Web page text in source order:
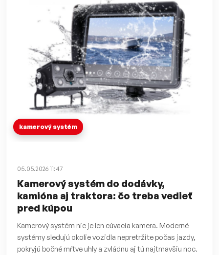
kamerový systém
05.05.2026 11:47
Kamerový systém do dodávky,
kamióna aj traktora: čo treba vedieť
pred kúpou
Kamerový systém nie je len cúvacia kamera. Moderné
systémy sledujú okolie vozidla nepretržite počas jazdy,
pokryjú bočné mŕtve uhly a zvládnu aj tú najtmavšiu noc.